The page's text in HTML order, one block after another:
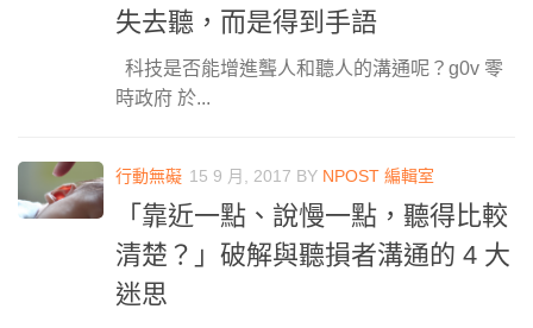
失去聽，而是得到手語
科技是否能增進聾人和聽人的溝通呢？g0v 零
時政府 於...
行動無礙 15 9 月, 2017 BY NPOST 編輯室
「靠近一點、說慢一點，聽得比較
清楚？」破解與聽損者溝通的 4 大
迷思